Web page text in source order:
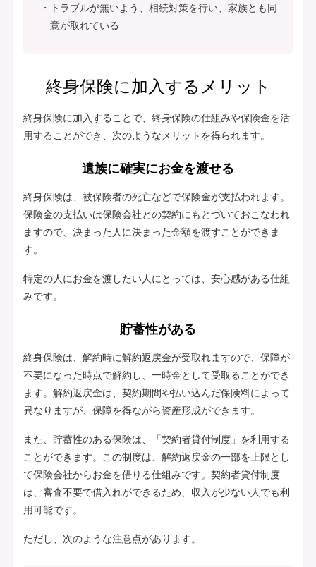
トラブルが無いよう、相続対策を行い、家族とも同
意が取れている
終身保険に加入するメリット
終身保険に加入することで、終身保険の仕組みや保険金を活
用することができ、次のようなメリットを得られます。
遺族に確実にお金を渡せる
終身保険は、被保険者の死亡などで保険金が支払われます。
保険金の支払いは保険会社との契約にもとづいておこなわれ
ますので、決まった人に決まった金額を渡すことができま
す。
特定の人にお金を渡したい人にとっては、安心感がある仕組
みです。
貯蓄性がある
終身保険は、解約時に解約返戻金が受取れますので、保障が
不要になった時点で解約し、一時金として受取ることができ
ます。解約返戻金は、契約期間や払い込んだ保険料によって
異なりますが、保障を得ながら資産形成ができます。
また、貯蓄性のある保険は、「契約者貸付制度」を利用する
ことができます。この制度は、解約返戻金の一部を上限とし
て保険会社からお金を借りる仕組みです。契約者貸付制度
は、審査不要で借入れができるため、収入が少ない人でも利
用可能です。
ただし、次のような注意点があります。